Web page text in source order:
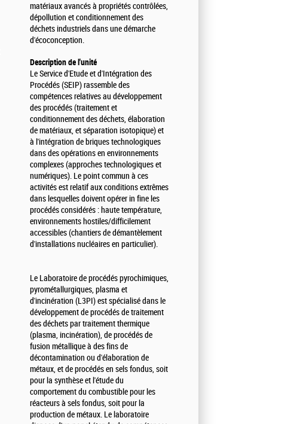
matériaux avancés à propriétés contrôlées,
dépollution et conditionnement des
déchets industriels dans une démarche
d'écoconception.
Description de l'unité
Le Service d'Etude et d'Intégration des
Procédés (SEIP) rassemble des
compétences relatives au développement
des procédés (traitement et
conditionnement des déchets, élaboration
de matériaux, et séparation isotopique) et
à l'intégration de briques technologiques
dans des opérations en environnements
complexes (approches technologiques et
numériques). Le point commun à ces
activités est relatif aux conditions extrêmes
dans lesquelles doivent opérer in fine les
procédés considérés : haute température,
environnements hostiles/difficilement
accessibles (chantiers de démantèlement
d'installations nucléaires en particulier).
Le Laboratoire de procédés pyrochimiques,
pyrométallurgiques, plasma et
d'incinération (L3PI) est spécialisé dans le
développement de procédés de traitement
des déchets par traitement thermique
(plasma, incinération), de procédés de
fusion métallique à des fins de
décontamination ou d'élaboration de
métaux, et de procédés en sels fondus, soit
pour la synthèse et l'étude du
comportement du combustible pour les
réacteurs à sels fondus, soit pour la
production de métaux. Le laboratoire